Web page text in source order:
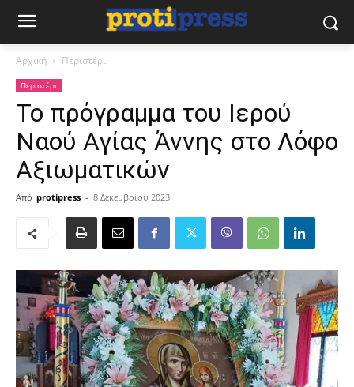
Αρχική Περιστέρι
Περιστέρι
Το πρόγραμμα του Ιερού
Ναού Αγίας Άννης στο Λόφο
Αξιωματικών
Από protipress - 8 Δεκεμβρίου 2023